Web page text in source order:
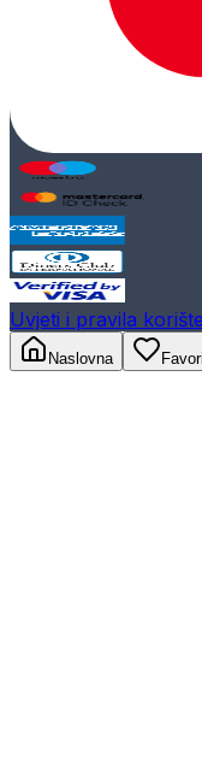
Uvjeti i pravila
Naslovna